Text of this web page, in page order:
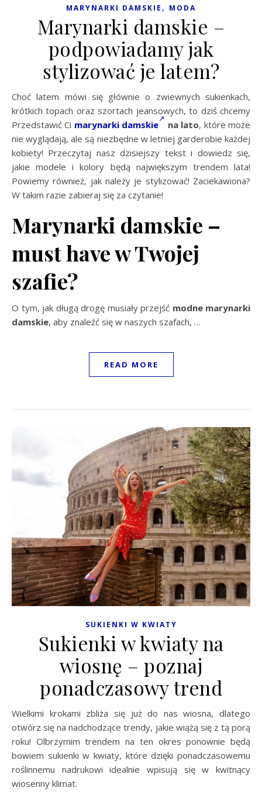
MARYNARKI DAMSKIE , MODA
Marynarki damskie –
podpowiadamy jak
stylizować je latem?
Choć latem mówi się głównie o zwiewnych sukienkach,
krótkich topach oraz szortach jeansowych, to dziś chcemy
Przedstawić Ci marynarki damskie na lato, które może
nie wyglądają, ale są niezbędne w letniej garderobie każdej
kobiety! Przeczytaj nasz dzisiejszy tekst i dowiedz się,
jakie modele i kolory będą największym trendem lata!
Powiemy również, jak należy je stylizować! Zaciekawiona?
W takim razie zabieraj się za czytanie!
Marynarki damskie –
must have w Twojej
szafie?
O tym, jak długą drogę musiały przejść modne marynarki
damskie, aby znaleźć się w naszych szafach, …
READ MORE
SUKIENKI W KWIATY
Sukienki w kwiaty na
wiosnę – poznaj
ponadczasowy trend
Wielkimi krokami zbliża się już do nas wiosna, dlatego
otwórz się na nadchodzące trendy, jakie wiążą się z tą porą
roku! Olbrzymim trendem na ten okres ponownie będą
bowiem sukienki w kwiaty, które dzięki ponadczasowemu
roślinnemu nadrukowi idealnie wpisują się w kwitnący
wiosenny klimat.